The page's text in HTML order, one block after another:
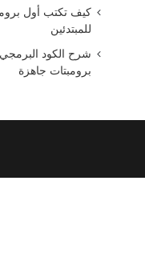
للمبتدئين
برومبتات جاهزة